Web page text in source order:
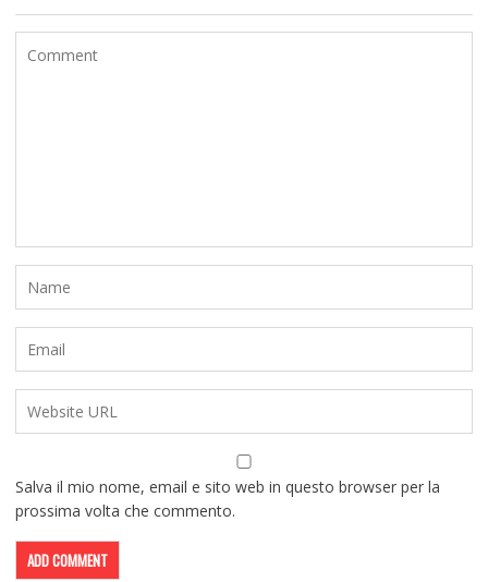
Salva il mio nome, email e sito web in questo browser per la
prossima volta che commento.